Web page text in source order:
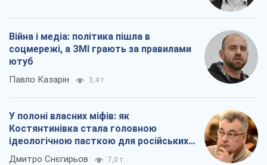
Війна і медіа: політика пішла в
соцмережі, а ЗМІ грають за правилами
ютуб
Павло Казарін 3,4 т.
У полоні власних міфів: як
Костянтинівка стала головною
ідеологічною пасткою для російських
окупантів
Дмитро Снєгирьов 7,0 т.